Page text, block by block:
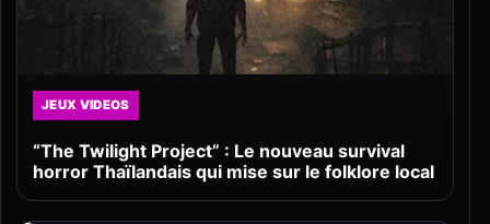
JEUX VIDEOS
“The Twilight Project” : Le nouveau survival
horror Thaïlandais qui mise sur le folklore local